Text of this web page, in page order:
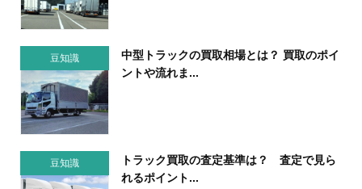
豆知識
中型トラックの買取相場とは？ 買取のポイ
ントや流れま...
豆知識
トラック買取の査定基準は？ 査定で見ら
れるポイント...